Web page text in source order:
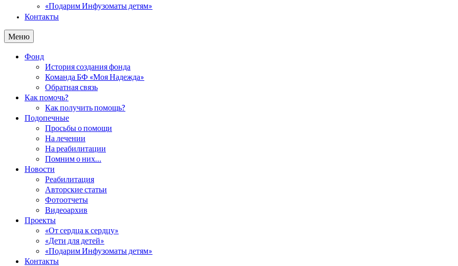
«Подарим Инфузоматы детям»
Контакты
Меню
Фонд
История создания фонда
Команда БФ «Моя Надежда»
Обратная связь
Как помочь?
Как получить помощь?
Подопечные
Просьбы о помощи
На лечении
На реабилитации
Помним о них…
Новости
Реабилитация
Авторские статьи
Фотоотчеты
Видеоархив
Проекты
«От сердца к сердцу»
«Дети для детей»
«Подарим Инфузоматы детям»
Контакты